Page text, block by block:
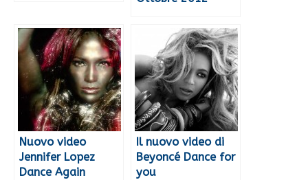
Nuovo video
Jennifer Lopez
Dance Again
Il nuovo video di
Beyoncé Dance for
you